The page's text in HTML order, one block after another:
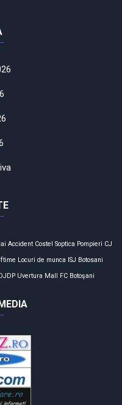
Accident Costel Soptica Pompieri CJ
Locuri de munca ISJ Botosani
Uvertura Mall FC Botoşani